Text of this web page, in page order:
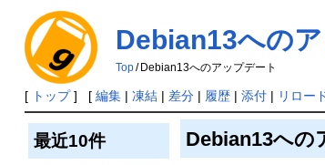
Debian13への
Top/ Debian13へのアップデート
[ トップ] [ 編集| 凍結| 差分| 履歴| 添付| リロー
Debian13への
最近10件